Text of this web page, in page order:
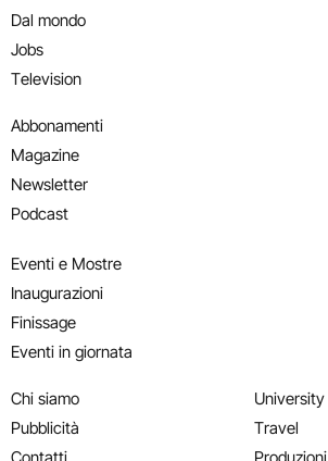
Dal mondo
Jobs
Television
Abbonamenti
Magazine
Newsletter
Podcast
Eventi e Mostre
Inaugurazioni
Finissage
Eventi in giornata
Chi siamo
Pubblicità
University
Travel